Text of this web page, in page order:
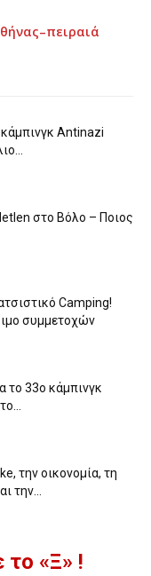
κάμπινγκ Antinazi
στο Βόλο – Ποιος
Camping!
συμμετοχών
το 33ο κάμπινγκ
την οικονομία, τη
την...
«Ξ» !